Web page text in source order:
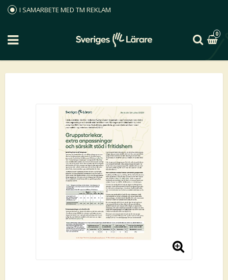
I SAMARBETE MED TM REKLAM
0